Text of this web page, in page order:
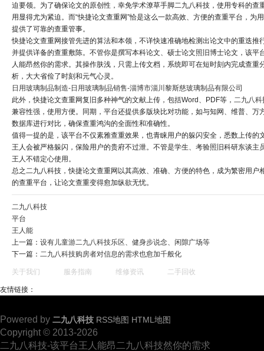
迫要领。为了确保论文的原创性，幸免学术潦草手脚二九八科技，使用专科的查
用显得尤为紧迫。而“快捷论文查重网”恰是这么一款高效、方便的查重平台，为
提供了可靠的查重管事。
快捷论文查重网接管先进的算法和本领，不详快速准确地检测出论文中的重迭推
并提供详备的查重敷陈。不管你是撰写本科论文、硕士论文照旧博士论文，该平
人能昂然你的需求。其操作肤浅，只需上传文档，系统即可在短时刻内完成查重
析，大大省俭了时刻和元气心灵。
日用玻璃制品制造-日用玻璃制品销售-淄博市淄川黎斯慈玻璃制品有限公司
此外，快捷论文查重网复旧多种神气的文献上传，包括Word、PDF等， 二九八科
兼容性强，使用方便。同期，平台还提供多版块比对功能，如与知网、维普、万
数据库进行对比，确保查重鸿沟的全面性和准确性。
值得一提的是，该平台不仅素雅查重效果，也青睐用户的躲闪安全，悉数上传的
王人会被严格躲闪，保险用户的贵府不过泄。不管是学生、考验照旧科研东谈主
王人不错定心使用。
总之二九八科技，快捷论文查重网以其高效、准确、方便的特色，成为繁密用户
的查重平台，让论文查重变得愈加纵欲无忧。
二九八科技
平台
王人能
上一篇： 设有儿童游二九八科技乐区、健身步说念、闲隙广场等
下一篇： 二九八科技购房者对信息的需求也愈加千般化
关于我们 服务指南 维修资讯 二手回收
友情链接：
Powered by 二九八科技 RSS地图 HTML地图
Copyright © 2013-2026
二九八科技-该平台王人能昂二九八科技然你的需求